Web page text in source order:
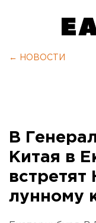
← НОВОСТИ
В
Китая в
лунному